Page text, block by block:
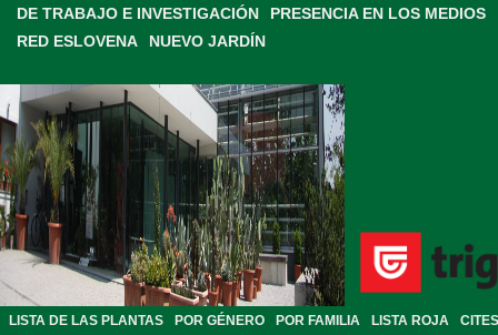
DE TRABAJO E INVESTIGACIÓN
PRESENCIA EN LOS MEDIOS
RED ESLOVENA
NUEVO JARDÍN
LISTA DE LAS PLANTAS POR GÉNERO POR FAMILIA LISTA ROJA
CITES